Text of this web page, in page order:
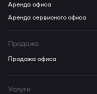
Аренда офиса
Аренда сервисного офиса
Продажа
Продажа офиса
Услуги